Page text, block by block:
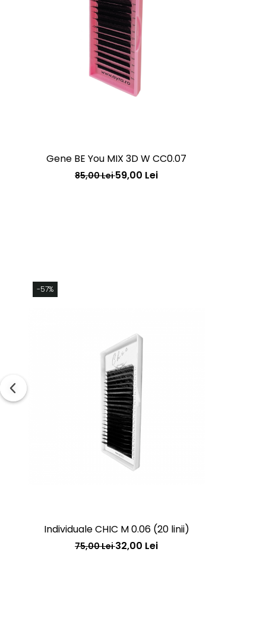
Gene BE You MIX 3D W CC0.07
85,00 Lei59,00 Lei
-57%
Individuale CHIC M 0.06 (20 linii)
75,00 Lei32,00 Lei